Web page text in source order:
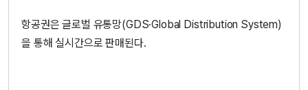
항공권은 글로벌 유통망(GDS·Global Distribution System)
을 통해 실시간으로 판매된다.